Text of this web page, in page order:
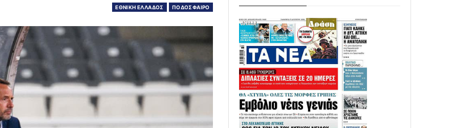
ΕΘΝΙΚΗ ΕΛΛΑΔΟΣ ΠΟΔΟΣΦΑΙΡΟ